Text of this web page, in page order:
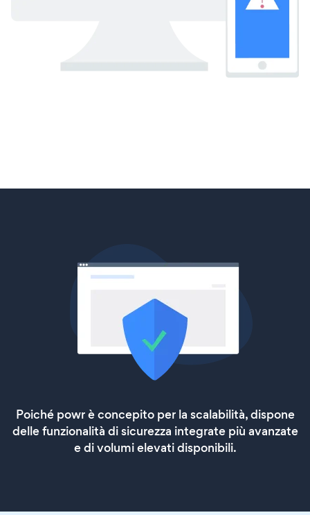
Poiché powr è concepito per la scalabilità, dispone
delle funzionalità di sicurezza integrate più avanzate
e di volumi elevati disponibili.